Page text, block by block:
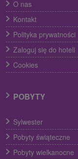
O nas
Kontakt
Polityka prywatności
Zaloguj się do hoteli
Cookies
POBYTY
Sylwester
Pobyty świąteczne
Pobyty wielkanocne